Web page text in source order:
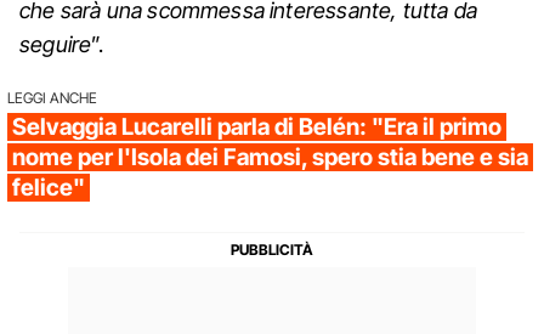
che sarà una scommessa interessante, tutta da
seguire”.
LEGGI ANCHE
Selvaggia Lucarelli parla di Belén: "Era il primo
nome per l'Isola dei Famosi, spero stia bene e sia
felice"